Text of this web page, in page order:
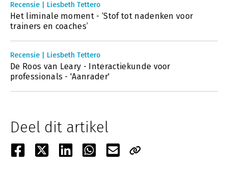
Recensie | Liesbeth Tettero
Het liminale moment - ‘Stof tot nadenken voor
trainers en coaches’
Recensie | Liesbeth Tettero
De Roos van Leary - Interactiekunde voor
professionals - 'Aanrader'
Deel dit artikel